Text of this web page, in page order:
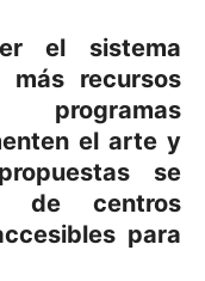
el sistema
más recursos
el arte y
se
de centros
para